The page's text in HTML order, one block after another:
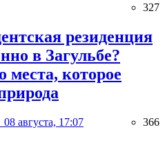
327
резиденция
в Загульбе?
места, которое
08 августа, 17:07 366